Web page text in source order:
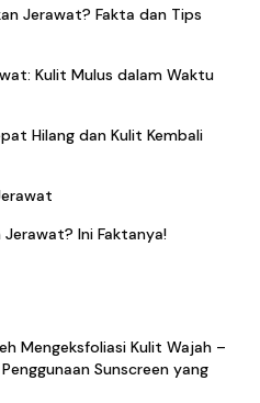
Jerawat? Fakta dan Tips
Kulit Mulus dalam Waktu
Hilang dan Kulit Kembali
Jerawat? Ini Faktanya!
Mengeksfoliasi Kulit Wajah –
Sunscreen yang